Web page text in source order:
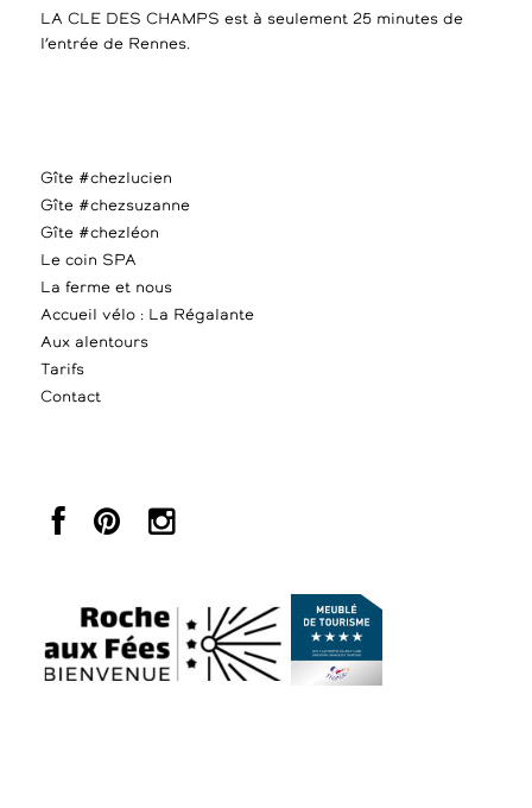
LA CLE DES CHAMPS est à seulement 25 minutes de
l’entrée de Rennes.
Gîte #chezlucien
Gîte #chezsuzanne
Gîte #chezléon
Le coin SPA
La ferme et nous
Accueil vélo : La Régalante
Aux alentours
Tarifs
Contact